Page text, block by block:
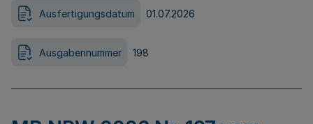
Ausfertigungsdatum 01.07.2026
Ausgabennummer 198